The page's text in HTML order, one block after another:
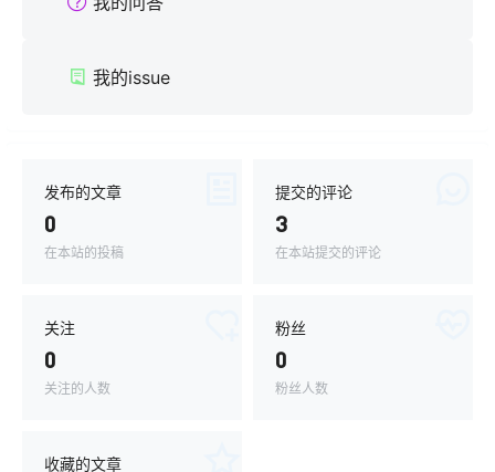
我的issue
发布的文章
0
在本站的投稿
提交的评论
3
在本站提交的评论
关注
0
关注的人数
粉丝
0
粉丝人数
收藏的文章